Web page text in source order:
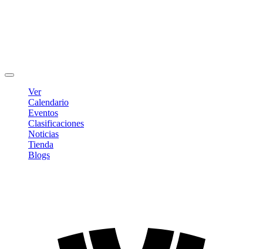
Ver
Calendario
Eventos
Clasificaciones
Noticias
Tienda
Blogs